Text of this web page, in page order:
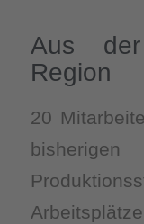
Aus
Region
20